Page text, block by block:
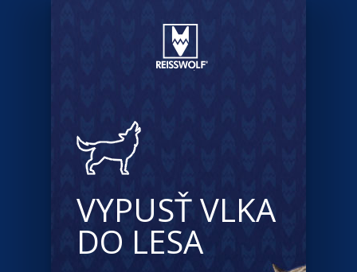
VYPUSŤ VLKA
DO LESA